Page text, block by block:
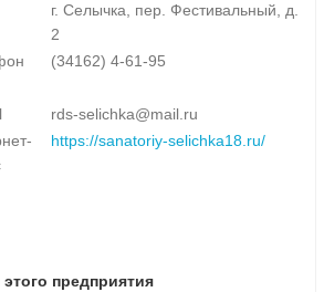
г. Селычка, пер. Фестивальный, д.
2
(34162) 4-61-95
rds-selichka@mail.ru
https://sanatoriy-selichka18.ru/
предприятия